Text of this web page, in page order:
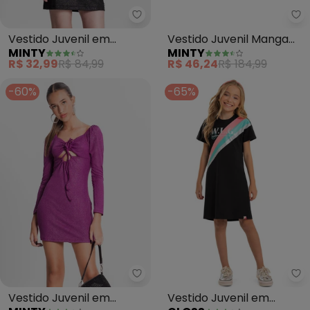
Minty - Vestido Juvenil em
Vestido Juvenil em
Ribana Canelada (Preto)
MINTY
R$ 32,99R$ 84,99
Vestido Juvenil Manga
Longa em Ribana
(Vermelho)
MINTY
R$ 46,24R$ 184,99
-60%
Minty - Vestido Juvenil em
Vestido Juvenil em
-65%
Vestido Juvenil em